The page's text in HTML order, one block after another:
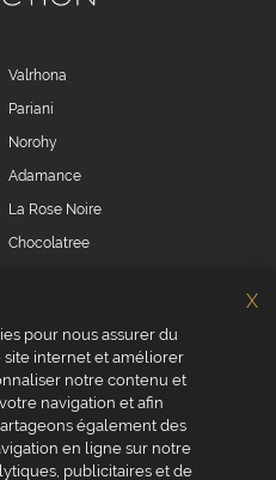
Valrhona
Pariani
Norohy
Adamance
La Rose Noire
Chocolatree
17.30
pour nous assurer du
internet et améliorer
notre contenu et
navigation et afin
également des
en ligne sur notre
publicitaires et de
X